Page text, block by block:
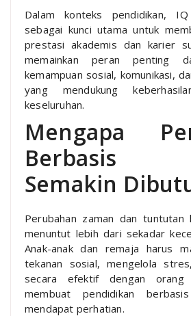
Dalam konteks pendidikan,
sebagai kunci utama untuk
prestasi akademis dan karier
memainkan peran penting
kemampuan sosial, komunikasi,
yang mendukung
keseluruhan.
Mengapa
Berbasis
Semakin
Perubahan zaman dan tuntutan
menuntut lebih dari sekadar
Anak-anak dan remaja harus
tekanan sosial, mengelola
secara efektif dengan
membuat pendidikan
mendapat perhatian.